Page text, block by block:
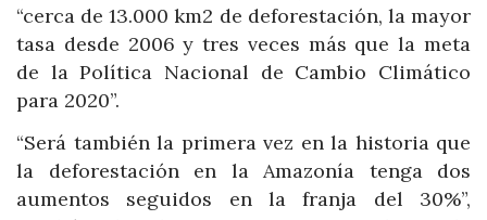
“cerca de 13.000 km2 de deforestación, la mayor
tasa desde 2006 y tres veces más que la meta
de la Política Nacional de Cambio Climático
para 2020”.
“Será también la primera vez en la historia que
la deforestación en la Amazonía tenga dos
aumentos seguidos en la franja del 30%”,